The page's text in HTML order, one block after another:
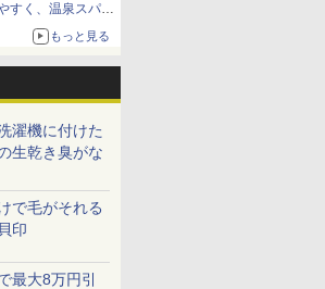
すく、温泉スパに
もっと見る
濯機に付けた
生乾き臭がな
で毛がそれる
印
最大8万円引